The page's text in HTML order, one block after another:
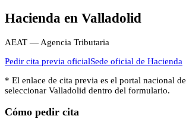
Hacienda en Valladolid
AEAT — Agencia Tributaria
Pedir cita previa oficialSede oficial de Hacienda
* El enlace de cita previa es el portal nacional de
seleccionar Valladolid dentro del formulario.
Cómo pedir cita